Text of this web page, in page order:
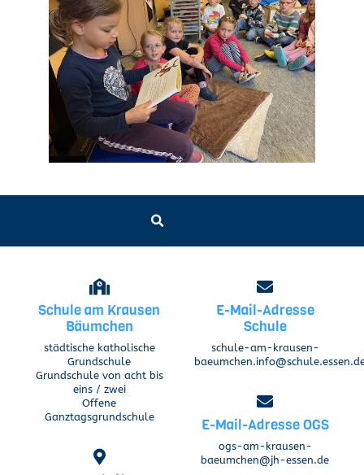
Schule am Krausen
Bäumchen
städtische katholische
Grundschule
Grundschule von acht bis
eins / zwei
Offene
Ganztagsgrundschule
E-Mail-Adresse
Schule
schule-am-krausen-
E-Mail-Adresse OGS
ogs-am-krausen-
baeumchen@jh-essen.de